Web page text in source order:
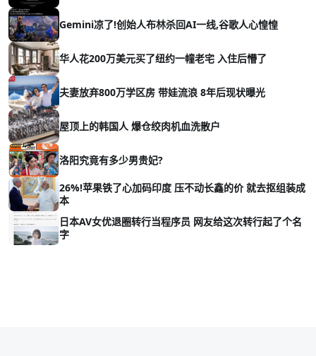
Gemini凉了!创始人布林杀回AI一线,谷歌人心惶惶
华人花200万美元买了纽约一幢老宅 入住后懵了
夫妻放弃800万学区房 带娃流浪 8年后现状曝光
屋顶上的韩国人 爆仓绞肉机血洗散户
洛阳究竟有多少男贵妃?
26%!苹果铁了心加码印度 压不动长鑫的价 就去抠组装成
本
日本AV女优退圈转行当程序员 网友给这次转行起了个名
字